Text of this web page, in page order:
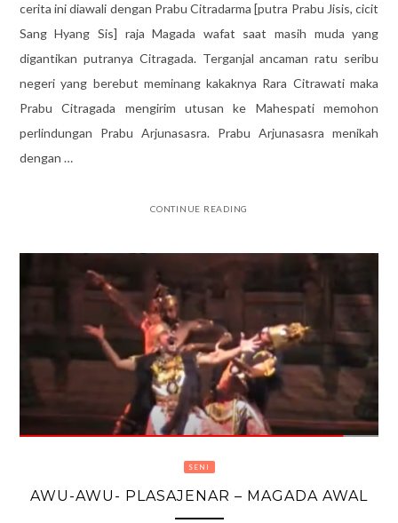
cerita ini diawali dengan Prabu Citradarma [putra Prabu Jisis, cicit
Sang Hyang Sis] raja Magada wafat saat masih muda yang
digantikan putranya Citragada. Terganjal ancaman ratu seribu
negeri yang berebut meminang kakaknya Rara Citrawati maka
Prabu Citragada mengirim utusan ke Mahespati memohon
perlindungan Prabu Arjunasasra. Prabu Arjunasasra menikah
dengan …
CONTINUE READING
SENI
AWU-AWU- PLASAJENAR – MAGADA AWAL